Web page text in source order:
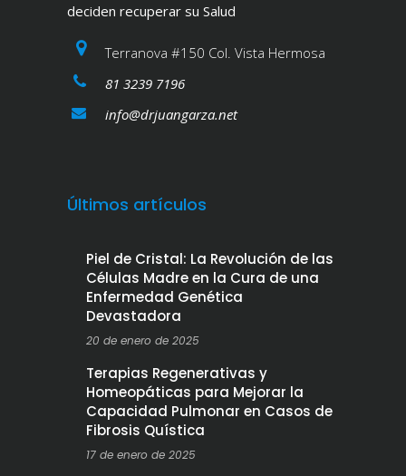
deciden recuperar su Salud
Terranova #150 Col. Vista Hermosa
81 3239 7196
info@drjuangarza.net
Últimos artículos
Piel de Cristal: La Revolución de las
Células Madre en la Cura de una
Enfermedad Genética
Devastadora
20 de enero de 2025
Terapias Regenerativas y
Homeopáticas para Mejorar la
Capacidad Pulmonar en Casos de
Fibrosis Quística
17 de enero de 2025